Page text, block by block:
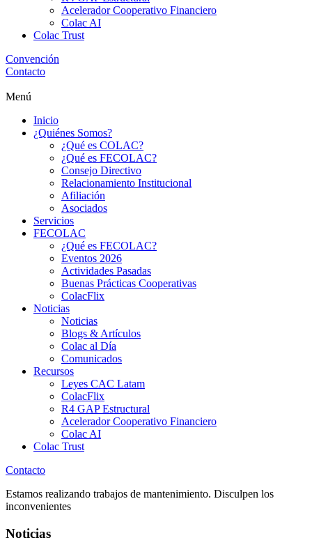
Acelerador Cooperativo Financiero
Colac AI
Colac Trust
Convención
Contacto
Menú
Inicio
¿Quiénes Somos?
¿Qué es COLAC?
¿Qué es FECOLAC?
Consejo Directivo
Relacionamiento Institucional
Afiliación
Asociados
Servicios
FECOLAC
¿Qué es FECOLAC?
Eventos 2026
Actividades Pasadas
Buenas Prácticas Cooperativas
ColacFlix
Noticias
Noticias
Blogs & Artículos
Colac al Día
Comunicados
Recursos
Leyes CAC Latam
ColacFlix
R4 GAP Estructural
Acelerador Cooperativo Financiero
Colac AI
Colac Trust
Contacto
Estamos realizando trabajos de mantenimiento. Disculpen los
inconvenientes
Noticias